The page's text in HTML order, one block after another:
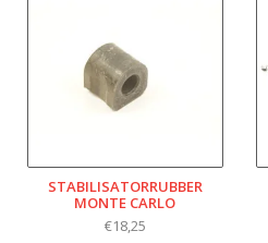
STABILISATORRUBBER
MONTE CARLO
€18,25